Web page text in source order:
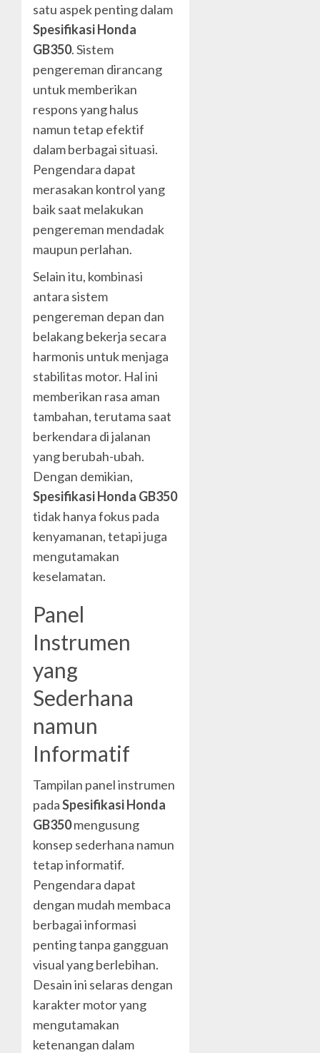
satu aspek penting dalam
Spesifikasi Honda
GB350. Sistem
pengereman dirancang
untuk memberikan
respons yang halus
namun tetap efektif
dalam berbagai situasi.
Pengendara dapat
merasakan kontrol yang
baik saat melakukan
pengereman mendadak
maupun perlahan.
Selain itu, kombinasi
antara sistem
pengereman depan dan
belakang bekerja secara
harmonis untuk menjaga
stabilitas motor. Hal ini
memberikan rasa aman
tambahan, terutama saat
berkendara di jalanan
yang berubah-ubah.
Dengan demikian,
Spesifikasi Honda GB350
tidak hanya fokus pada
kenyamanan, tetapi juga
mengutamakan
keselamatan.
Panel
Instrumen
yang
Sederhana
namun
Informatif
Tampilan panel instrumen
padaSpesifikasi Honda
GB350mengusung
konsep sederhana namun
tetap informatif.
Pengendara dapat
dengan mudah membaca
berbagai informasi
penting tanpa gangguan
visual yang berlebihan.
Desain ini selaras dengan
karakter motor yang
mengutamakan
ketenangan dalam